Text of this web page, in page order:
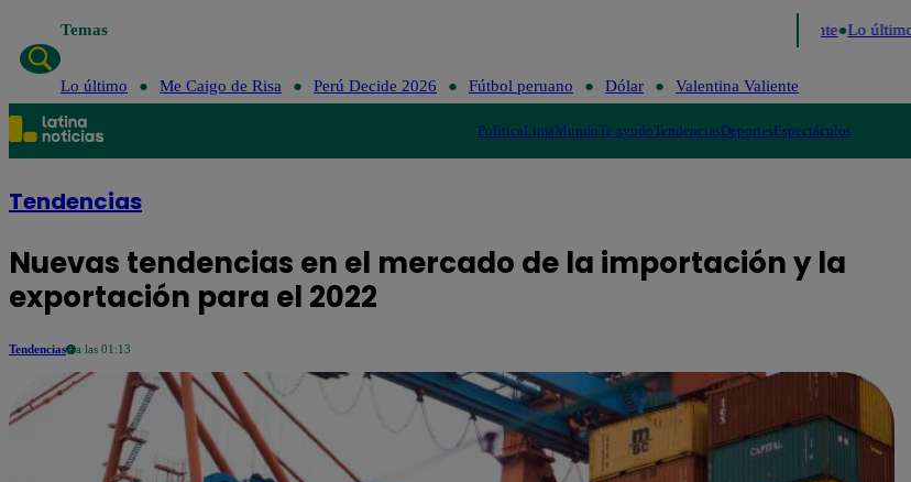
Temas Valentina Valiente Lo último
Lo último Me Caigo de Risa Perú Decide 2026 Fútbol peruano Dólar Valentina Valiente
PolíticaLimaMundoTe ayudoTendenciasDeportesEspectáculos
Tendencias
Nuevas tendencias en el mercado de la importación y la
exportación para el 2022
Tendencias a las 01:13